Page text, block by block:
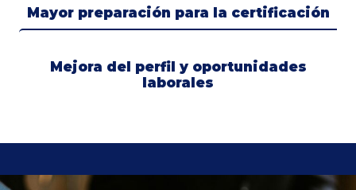
Mayor preparación para la certificación
Mejora del perfil y oportunidades
laborales